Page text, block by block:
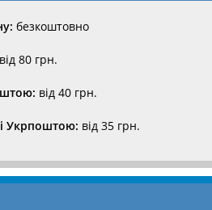
безкоштовно
від 80 грн.
від 40 грн.
Укрпоштою: від 35 грн.